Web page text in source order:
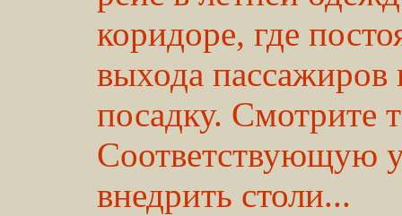
коридоре, где
выхода пассажиров
посадку. Смотрите
Соответствующую
внедрить столи...